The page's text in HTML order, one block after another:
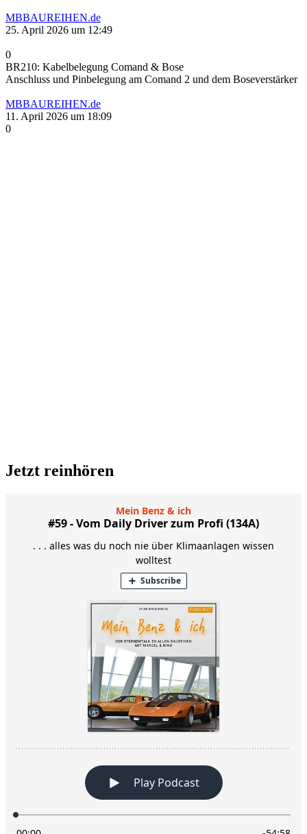
MBBAUREIHEN.de
25. April 2026 um 12:49
0
BR210: Kabelbelegung Comand & Bose
Anschluss und Pinbelegung am Comand 2 und dem Boseverstärker
MBBAUREIHEN.de
11. April 2026 um 18:09
0
Jetzt reinhören